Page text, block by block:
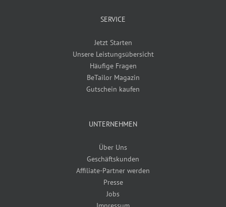
SERVICE
Jetzt Starten
Unsere Leistungsübersicht
Häufige Fragen
BeTailor Magazin
Gutschein kaufen
UNTERNEHMEN
Über Uns
Geschäftskunden
Affiliate-Partner werden
Presse
Jobs